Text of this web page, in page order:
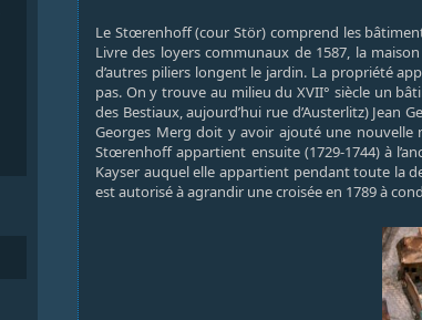
Le Stœrenhoff (cour Stör) comprend les
Livre des loyers communaux de 1587, la
d’autres piliers longent le jardin. La propriété
pas. On y trouve au milieu du XVII° siècle un
des Bestiaux, aujourd’hui rue d’Austerlitz) Jean
Georges Merg doit y avoir ajouté une nouvelle
Stœrenhoff appartient ensuite (1729-1744) à
Kayser auquel elle appartient pendant toute la
est autorisé à agrandir une croisée en 1789 à